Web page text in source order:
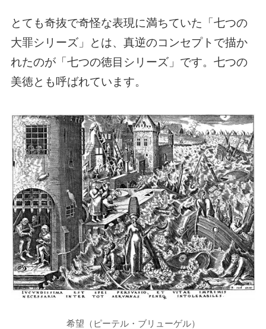
とても奇抜で奇怪な表現に満ちていた「七つの
大罪シリーズ」とは、真逆のコンセプトで描か
れたのが「七つの徳目シリーズ」です。七つの
美徳とも呼ばれています。
希望（ピーテル・ブリューゲル）